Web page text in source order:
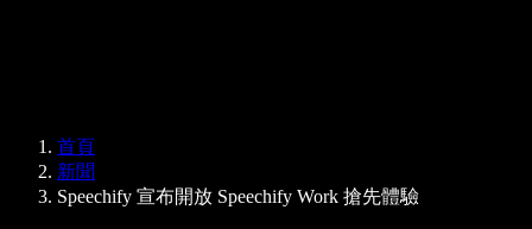
SIMBA 語音代理
Speechify 開發者專區
首頁
新聞
Speechify 宣布開放 Speechify Work 搶先體驗